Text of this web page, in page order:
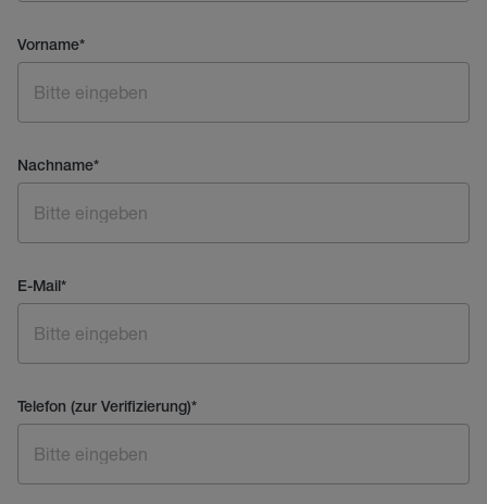
Vorname*
Nachname*
E-Mail*
Telefon (zur Verifizierung)*